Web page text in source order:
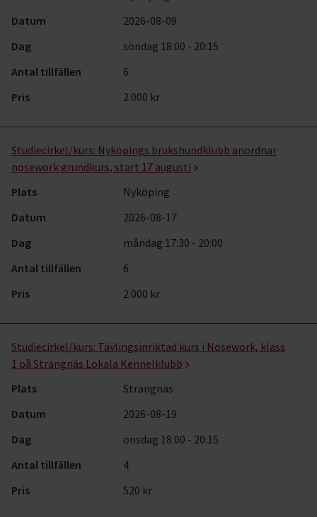
Datum
2026-08-09
Dag
söndag 18:00 - 20:15
Antal tillfällen
6
Pris
2 000 kr
Studiecirkel/kurs: Nyköpings brukshundklubb anordnar
nosework grundkurs, start 17 augusti
Plats
Nyköping
Datum
2026-08-17
Dag
måndag 17:30 - 20:00
Antal tillfällen
6
Pris
2 000 kr
Studiecirkel/kurs: Tävlingsinriktad kurs i Nosework, klass
1 på Strängnäs Lokala Kennelklubb
Plats
Strängnäs
Datum
2026-08-19
Dag
onsdag 18:00 - 20:15
Antal tillfällen
4
Pris
520 kr